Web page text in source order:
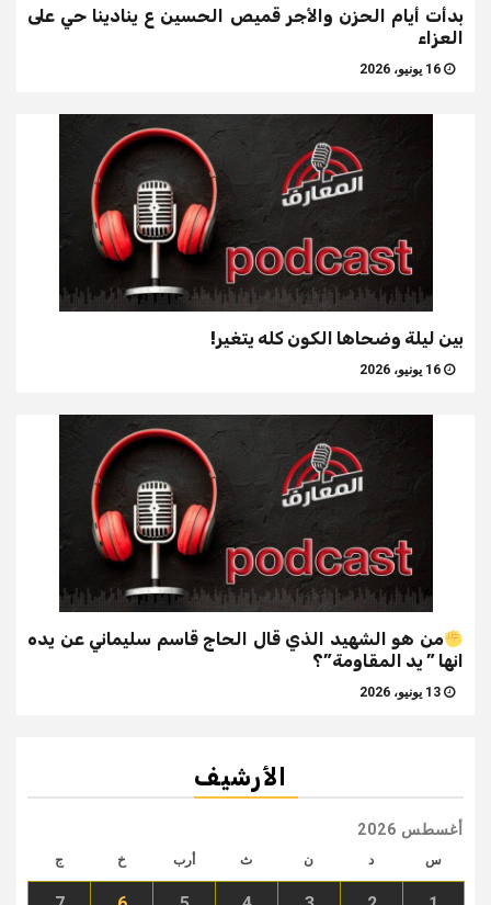
بدأت أيام الحزن والأجر قميص الحسين ع ينادينا حي على
العزاء
بين ليلة وضحاها الكون كله يتغير!
من هو الشهيد الذي قال الحاج قاسم سليماني عن يده
انها ” يد المقاومة”؟
الأرشيف
أغسطس 2026
س د ن ث أرب خ ج